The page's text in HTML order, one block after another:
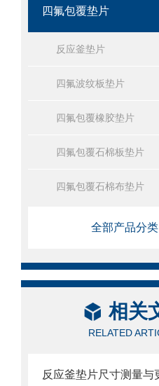
四氟包覆垫片
反应釜垫片
四氟波纹板垫片
四氟包覆橡胶垫片
四氟包覆石棉板垫片
四氟包覆石棉布垫片
全部产品分类
相关
RELATED
反应釜垫片尺寸测量与